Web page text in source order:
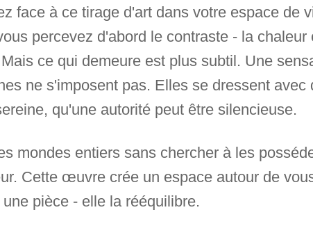
face à ce tirage d'art dans votre espace de
percevez d'abord le contraste - la chaleur
ce qui demeure est plus subtil. Une
ne s'imposent pas. Elles se dressent
qu'une autorité peut être silencieuse.
mondes entiers sans chercher à les
Cette œuvre crée un espace autour de
pièce - elle la rééquilibre.